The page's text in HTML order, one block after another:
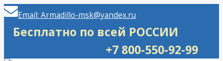
Перейти
Email: Armadillo-msk@yandex.ru
Бесплатно по всей РОССИИ
+7 800-550-92-99